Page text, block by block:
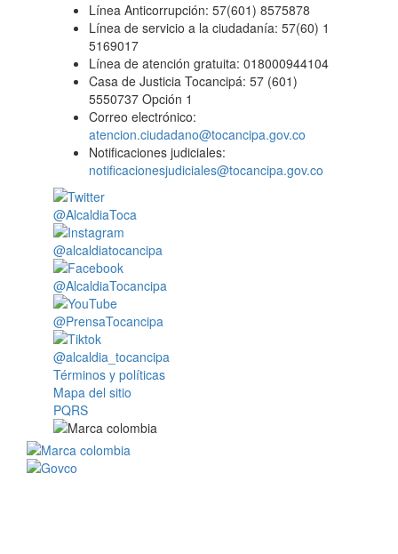
Línea Anticorrupción: 57(601) 8575878
Línea de servicio a la ciudadanía: 57(60) 1
5169017
Línea de atención gratuita: 018000944104
Casa de Justicia Tocancipá: 57 (601)
5550737 Opción 1
Correo electrónico:
atencion.ciudadano@tocancipa.gov.co
Notificaciones judiciales:
notificacionesjudiciales@tocancipa.gov.co
@AlcaldiaToca
@alcaldiatocancipa
@AlcaldiaTocancipa
@PrensaTocancipa
@alcaldia_tocancipa
Términos y políticas
Mapa del sitio
PQRS